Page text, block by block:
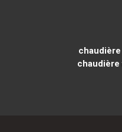
chaudière